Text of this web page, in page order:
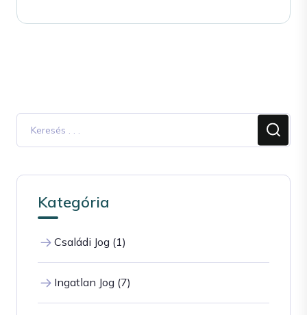
Kategória
Családi Jog (1)
Ingatlan Jog (7)